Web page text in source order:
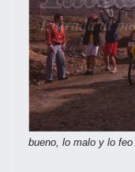
bueno, lo malo y lo feo